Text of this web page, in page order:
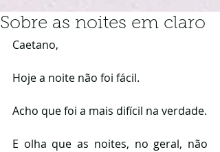
Sobre as noites em claro
Caetano,
Hoje a noite não foi fácil.
E olha que as noites, no geral, não